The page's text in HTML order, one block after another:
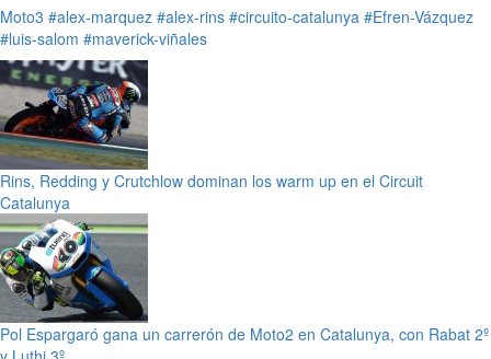
Moto3 #alex-marquez #alex-rins #circuito-catalunya #Efren-Vázquez
#luis-salom #maverick-viñales
Rins, Redding y Crutchlow dominan los warm up en el Circuit
Catalunya
Pol Espargaró gana un carrerón de Moto2 en Catalunya, con Rabat 2º